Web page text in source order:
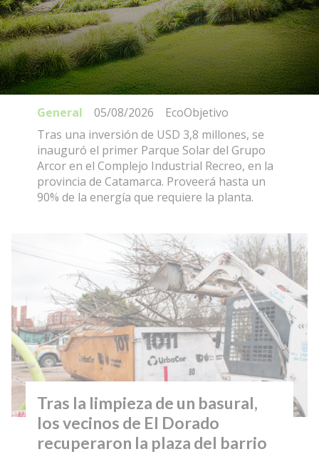
Se inauguró el primer Parque
Solar del Grupo Arcor en
Catamarca
EcoObjetivo
General
05/08/2026
Tras una inversión de USD 3,8 millones, se
inauguró el primer Parque Solar del Grupo
Arcor en el Complejo Industrial Recreo, en la
provincia de Catamarca. Proveerá hasta un
90% de la energía que requiere la planta.
Tras la limpieza de un basural,
los vecinos de El Dorado
recuperaron la plaza del barrio